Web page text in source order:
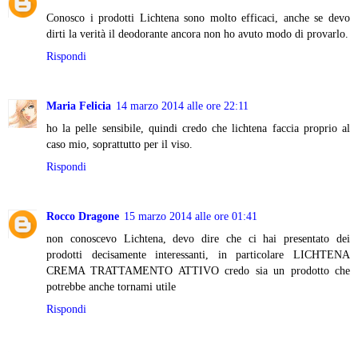
Conosco i prodotti Lichtena sono molto efficaci, anche se devo
dirti la verità il deodorante ancora non ho avuto modo di provarlo.
Rispondi
Maria Felicia 14 marzo 2014 alle ore 22:11
ho la pelle sensibile, quindi credo che lichtena faccia proprio al
caso mio, soprattutto per il viso.
Rispondi
Rocco Dragone 15 marzo 2014 alle ore 01:41
non conoscevo Lichtena, devo dire che ci hai presentato dei
prodotti decisamente interessanti, in particolare LICHTENA
CREMA TRATTAMENTO ATTIVO credo sia un prodotto che
potrebbe anche tornami utile
Rispondi